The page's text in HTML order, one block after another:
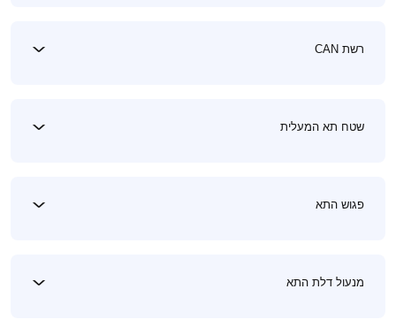
רשת CAN
שטח תא המעלית
פגוש התא
מנעול דלת התא